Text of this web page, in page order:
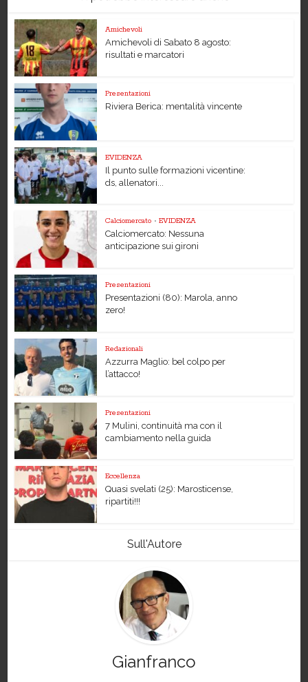
Amichevoli
Amichevoli di Sabato 8 agosto:
risultati e marcatori
Presentazioni
Riviera Berica: mentalità vincente
EVIDENZA
Il punto sulle formazioni vicentine:
ds, allenatori...
Calciomercato • EVIDENZA
Calciomercato: Nessuna
anticipazione sui gironi
Presentazioni
Presentazioni (80): Marola, anno
zero!
Redazionali
Azzurra Maglio: bel colpo per
l’attacco!
Presentazioni
7 Mulini, continuità ma con il
cambiamento nella guida
Eccellenza
Quasi svelati (25): Marosticense,
ripartiti!!!
Sull'Autore
Gianfranco